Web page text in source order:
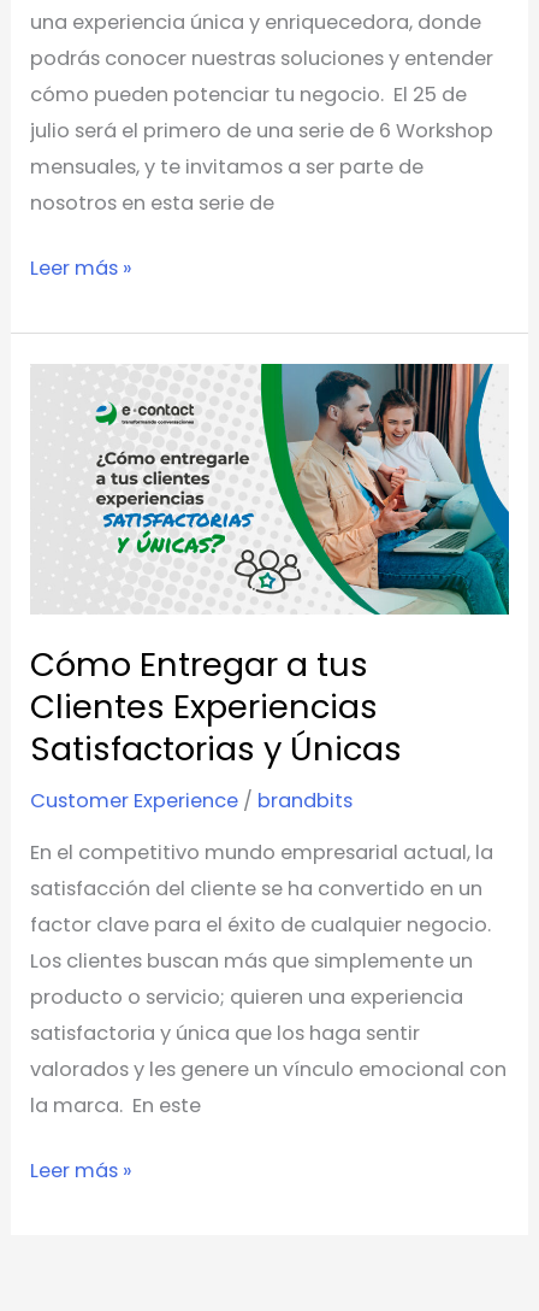
una experiencia única y enriquecedora, donde
podrás conocer nuestras soluciones y entender
cómo pueden potenciar tu negocio. El 25 de
julio será el primero de una serie de 6 Workshop
mensuales, y te invitamos a ser parte de
nosotros en esta serie de
negocio
al
en
cliente.
Leer más »
Cómo Entregar a tus
Clientes Experiencias
Satisfactorias y Únicas
Customer Experience / brandbits
En el competitivo mundo empresarial actual, la
satisfacción del cliente se ha convertido en un
factor clave para el éxito de cualquier negocio.
Los clientes buscan más que simplemente un
producto o servicio; quieren una experiencia
satisfactoria y única que los haga sentir
valorados y les genere un vínculo emocional con
la marca. En este
Cómo
Entregar
Clientes
Experiencias
Satisfactorias
Únicas
Leer más »